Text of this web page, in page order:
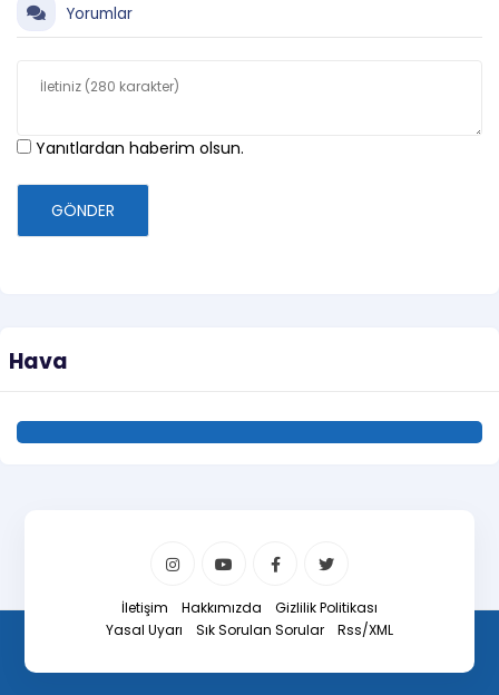
Yorumlar
Yanıtlardan haberim olsun.
GÖNDER
Hava
İletişim Hakkımızda
Gizlilik Politikası
Yasal Uyarı
Sık Sorulan Sorular Rss/XML